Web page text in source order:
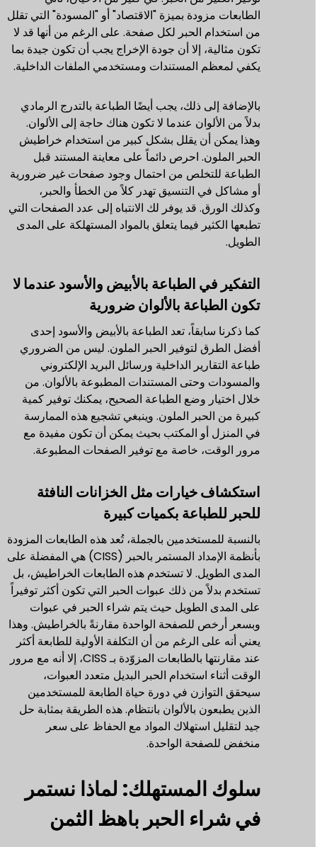
الطابعات مزودة بميزة "الاقتصاد" أو "المسودة" التي تقلل
من استخدام الحبر لكل صفحة. على الرغم من أنها قد لا
تكون مثالية، إلا أن جودة الإخراج يجب أن تكون جيدة بما
يكفي لمعظم المستندات ومستخدمي الملفات الداخلية.
بالإضافة إلى ذلك، يجب أيضًا الطباعة بالتدرج الرمادي
بدلاً من الألوان عندما لا تكون هناك حاجة إلى الألوان.
وهذا يمكن أن يقلل بشكل كبير من استخدام خراطيش
الحبر الملون. احرص دائماً على معاينة المستند قبل
الطباعة للتخلص من احتمال وجود صفحات غير ضرورية
أو مشاكل في التنسيق تهدر كلاً من الخطأ والحبر،
وكذلك الورق. قد يوفر لك الانتباه إلى عدد الصفحات التي
تطبعها الكثير فيما يتعلق بالمواد المستهلكة على المدى
الطويل.
التفكير في الطباعة بالأبيض والأسود عندما لا
تكون الطباعة بالألوان ضرورية
كما ذكرنا سابقاً، تعد الطباعة بالأبيض والأسود إحدى
أفضل الطرق لتوفير الحبر الملون. ليس من الضروري
طباعة التقارير الداخلية ورسائل البريد الإلكتروني
والمسودات وحتى المستندات المطبوعة بالألوان. من
خلال اختيار وضع الطباعة الصحيح، يمكنك توفير كمية
كبيرة من الحبر الملون. وينبغي تشجيع هذه الممارسة
في المنزل أو المكتب بحيث يمكن أن تكون مفيدة مع
مرور الوقت، خاصة مع توفير الصفحات المطبوعة.
استكشاف خيارات مثل الخزانات النافثة
للحبر للطباعة بكميات كبيرة
بالنسبة للمستخدمين بالجملة، تُعد هذه الطابعات المزودة
بأنظمة الإمداد المستمر بالحبر (CISS) هي المفضلة على
المدى الطويل. لا تستخدم هذه الطابعات الخراطيش، بل
تستخدم بدلاً من ذلك عبوات الحبر التي تكون أكثر توفيراً
على المدى الطويل حيث يتم شراء الحبر في عبوات
وبسعر أرخص للصفحة الواحدة مقارنةً بالخراطيش. وهذا
يعني أنه على الرغم من أن التكلفة الأولية للطابعة أكثر
عند مقارنتها بالطابعات المزوّدة بـ CISS، إلا أنه مع مرور
الوقت أثناء استخدام الحبر البديل متعدد العبوات،
سيحقق التوازن في دورة حياة الطابعة للمستخدمين
الذين يطبعون بالألوان بانتظام. هذه الطريقة بمثابة حل
جيد لتقليل استهلاك المواد مع الحفاظ على سعر
منخفض للصفحة الواحدة.
سلوك المستهلك: لماذا نستمر
في شراء الحبر باهظ الثمن